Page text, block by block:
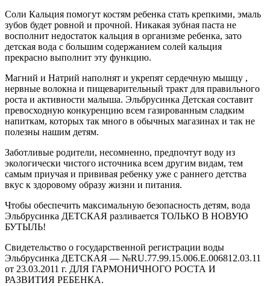
Соли Кальция помогут костям ребенка стать крепкими, эмаль
зубов будет ровной и прочной. Никакая зубная паста не
восполнит недостаток кальция в организме ребенка, зато
детская вода с большим содержанием солей кальция
прекрасно выполнит эту функцию.
Магний и Натрий наполнят и укрепят сердечную мышцу ,
нервные волокна и пищеварительный тракт для правильного
роста и активности малыша. Эльбрусинка Детская составит
превосходную конкуренцию всем газированным сладким
напиткам, которых так много в обычных магазинах и так не
полезны нашим детям.
Заботливые родители, несомненно, предпочтут воду из
экологически чистого источника всем другим видам, тем
самым приучая и прививая ребенку уже с раннего детства
вкус к здоровому образу жизни и питания.
Чтобы обеспечить максимальную безопасность детям, вода
Эльбрусинка ДЕТСКАЯ разливается ТОЛЬКО В НОВУЮ
БУТЫЛЬ!
Свидетельство о государственной регистрации воды
Эльбрусинка ДЕТСКАЯ — №RU.77.99.15.006.Е.006812.03.11
от 23.03.2011 г. ДЛЯ ГАРМОНИЧНОГО РОСТА И
РАЗВИТИЯ РЕБЕНКА.